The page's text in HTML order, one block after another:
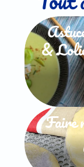
& Lolie
Faire